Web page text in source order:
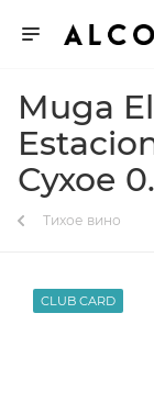
Muga
Сухое
Тихое вино
CLUB CARD